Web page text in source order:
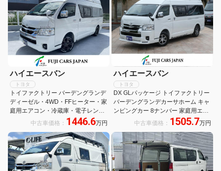
シート・シートヒーター・TーSR足
廻り
ハイエースバン
トヨタ
トイファクトリー バーデングランデ
ディーゼル・4WD・FFヒーター・家
庭用エアコン・冷蔵庫・電子レン
ジ・トリプルサブバッテリー
中古車価格： 1446.6万円
ハイエースバン
トヨタ
DX GLパッケージ トイファクトリー
バーデングランデカーサホーム キャ
ンピングカー 8ナンバー 家庭用エア
コン ツインサブバッテリー 1500W
ゼル4WD FFヒーター ソーラー
中古車価格： 1505.7万円